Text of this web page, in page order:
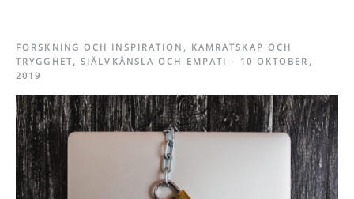
FORSKNING OCH INSPIRATION , KAMRATSKAP OCH
TRYGGHET,SJÄLVKÄNSLA OCH EMPATI -
10 OKTOBER,
2019